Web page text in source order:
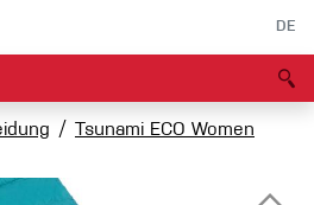
DE
Tsunami ECO Women